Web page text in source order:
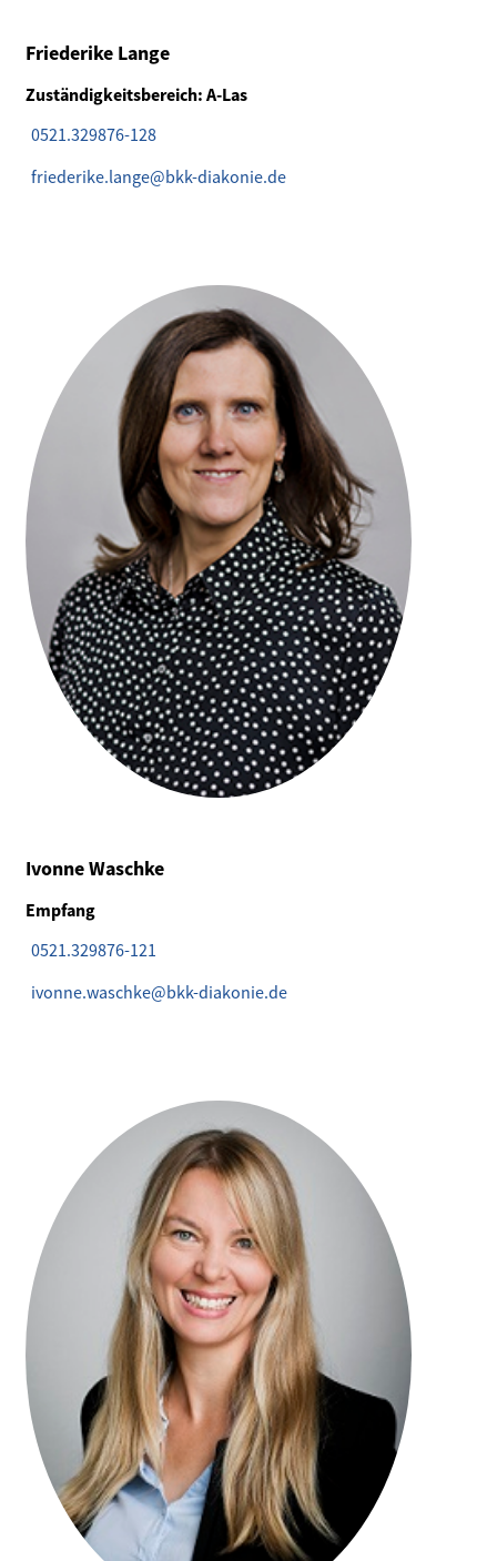
Friederike Lange
Zuständigkeitsbereich: A-Las
0521.329876-128
friederike.lange@bkk-diakonie.de
Ivonne Waschke
Empfang
0521.329876-121
ivonne.waschke@bkk-diakonie.de